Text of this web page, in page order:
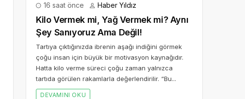
16 saat önce Haber Yıldız
Kilo Vermek mi, Yağ Vermek mi? Aynı
Şey Sanıyoruz Ama Değil!
Tartıya çıktığınızda ibrenin aşağı indiğini görmek
çoğu insan için büyük bir motivasyon kaynağıdır.
Hatta kilo verme süreci çoğu zaman yalnızca
tartıda görülen rakamlarla değerlendirilir. “Bu...
DEVAMINI OKU